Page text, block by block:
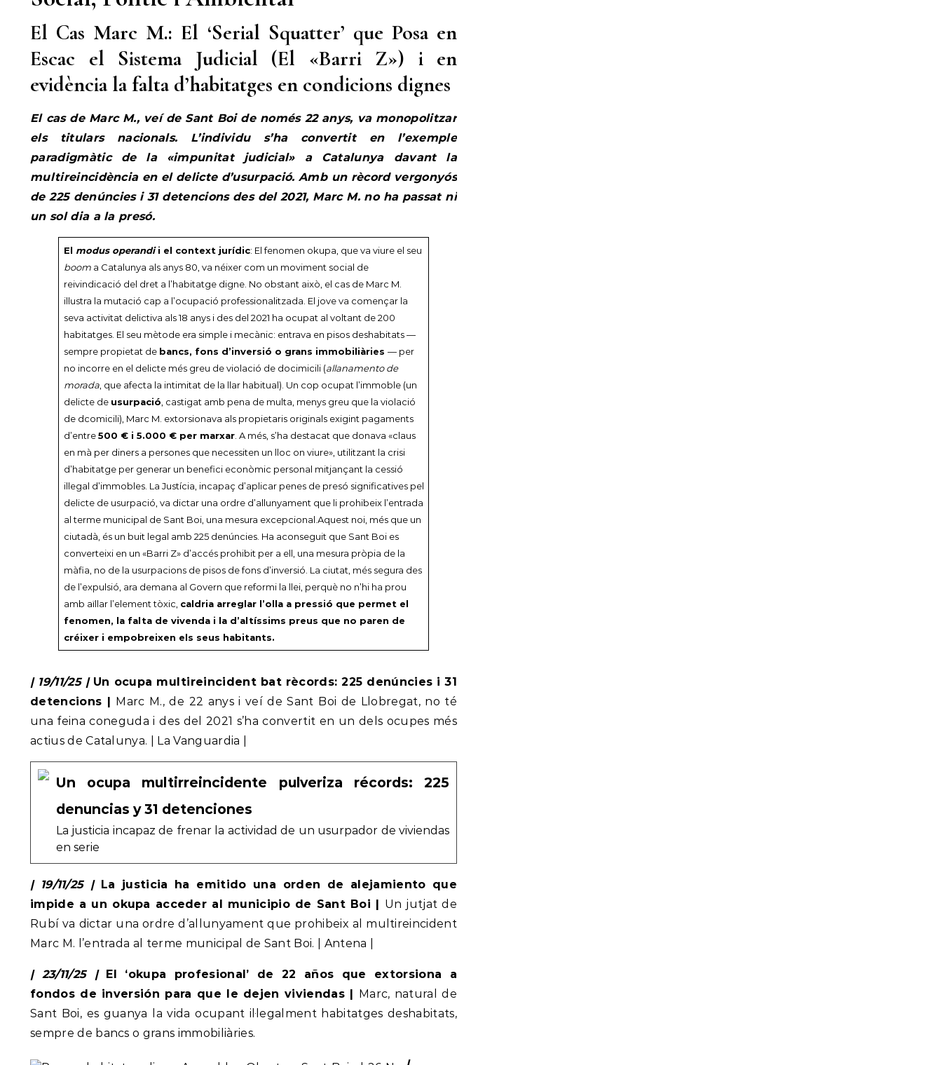
El Cas Marc M.: El ‘Serial Squatter’ que Posa en
Escac el Sistema Judicial (El «Barri Z») i en
evidència la falta d’habitatges en condicions dignes
El cas de Marc M., veí de Sant Boi de només 22 anys, va monopolitzar
els titulars nacionals. L’individu s’ha convertit en l’exemple
paradigmàtic de la «impunitat judicial» a Catalunya davant la
multireincidència en el delicte d’usurpació. Amb un rècord vergonyós
de 225 denúncies i 31 detencions des del 2021, Marc M. no ha passat ni
un sol dia a la presó.
El modus operandii el context jurídic: El fenomen okupa, que va viure el seu
booma Catalunya als anys 80, va néixer com un moviment social de
reivindicació del dret a l’habitatge digne. No obstant això, el cas de Marc M.
il·lustra la mutació cap a l’ocupació professionalitzada. El jove va començar la
seva activitat delictiva als 18 anys i des del 2021 ha ocupat al voltant de 200
habitatges. El seu mètode era simple i mecànic: entrava en pisos deshabitats —
sempre propietat de bancs, fons d’inversió o grans immobiliàries — per
no incorre en el delicte més greu de violació de docimicili (allanamento de
morada, que afecta la intimitat de la llar habitual). Un cop ocupat l’immoble (un
delicte de usurpació , castigat amb pena de multa, menys greu que la violació
de dcomicili), Marc M. extorsionava als propietaris originals exigint pagaments
d’entre500 € i 5.000 € per marxar. A més, s’ha destacat que donava «claus
en mà per diners a persones que necessiten un lloc on viure», utilitzant la crisi
d’habitatge per generar un benefici econòmic personal mitjançant la cessió
il·legal d’immobles. La Justícia, incapaç d’aplicar penes de presó significatives pel
delicte de usurpació, va dictar una ordre d’allunyament que li prohibeix l’entrada
al terme municipal de Sant Boi, una mesura excepcional.Aquest noi, més que un
ciutadà, és un buit legal amb 225 denúncies. Ha aconseguit que Sant Boi es
converteixi en un «Barri Z» d’accés prohibit per a ell, una mesura pròpia de la
màfia, no de la usurpacions de pisos de fons d’inversió. La ciutat, més segura des
de l’expulsió, ara demana al Govern que reformi la llei, perquè no n’hi ha prou
amb aïllar l’element tòxic, caldria arreglar l’olla a pressió que permet el
fenomen, la falta de vivenda i la d’altíssims preus que no paren de
créixer i empobreixen els seus habitants.
| 19/11/25 |Un ocupa multireincident bat rècords: 225 denúncies i 31
detencions | Marc M., de 22 anys i veí de Sant Boi de Llobregat, no té
una feina coneguda i des del 2021 s’ha convertit en un dels ocupes més
actius de Catalunya. | La Vanguardia |
Un ocupa multirreincidente pulveriza récords: 225
denuncias y 31 detenciones
La justicia incapaz de frenar la actividad de un usurpador de viviendas
en serie
| 19/11/25 |La justicia ha emitido una orden de alejamiento que
impide a un okupa acceder al municipio de Sant Boi | Un jutjat de
Rubí va dictar una ordre d’allunyament que prohibeix al multireincident
Marc M. l’entrada al terme municipal de Sant Boi. | Antena |
| 23/11/25 |El ‘okupa profesional’ de 22 años que extorsiona a
fondos de inversión para que le dejen viviendas | Marc, natural de
Sant Boi, es guanya la vida ocupant il·legalment habitatges deshabitats,
sempre de bancs o grans immobiliàries.